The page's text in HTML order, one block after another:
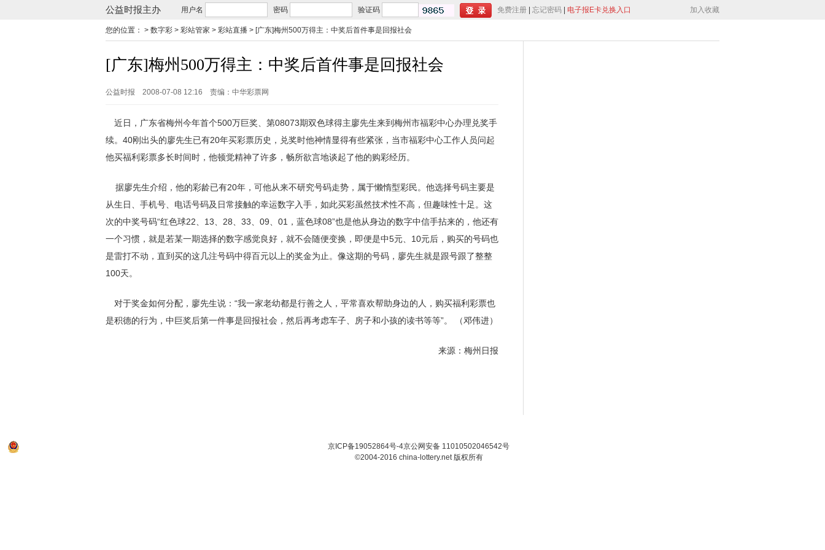
公益时报主办 用户名 密码 验证码 免费注册 忘记密码 电子报E卡兑换入口 加入收藏
您的位置： > 数字彩 > 彩站管家 > 彩站直播 > [广东]梅州500万得主：中奖后首件事是回报社会
[广东]梅州500万得主：中奖后首件事是回报社会
公益时报 2008-07-08 12:16 责编：中华彩票网
近日，广东省梅州今年首个500万巨奖、第08073期双色球得主廖先生来到梅州市福彩中心办理兑奖手
续。40刚出头的廖先生已有20年买彩票历史，兑奖时他神情显得有些紧张，当市福彩中心工作人员问起
他买福利彩票多长时间时，他顿觉精神了许多，畅所欲言地谈起了他的购彩经历。
据廖先生介绍，他的彩龄已有20年，可他从来不研究号码走势，属于懒惰型彩民。他选择号码主要是
从生日、手机号、电话号码及日常接触的幸运数字入手，如此买彩虽然技术性不高，但趣味性十足。这
次的中奖号码“红色球22、13、28、33、09、01，蓝色球08”也是他从身边的数字中信手拈来的，他还有
一个习惯，就是若某一期选择的数字感觉良好，就不会随便变换，即便是中5元、10元后，购买的号码也
是雷打不动，直到买的这几注号码中得百元以上的奖金为止。像这期的号码，廖先生就是跟号跟了整整
100天。
对于奖金如何分配，廖先生说：“我一家老幼都是行善之人，平常喜欢帮助身边的人，购买福利彩票也
是积德的行为，中巨奖后第一件事是回报社会，然后再考虑车子、房子和小孩的读书等等”。 （邓伟进）
来源：梅州日报
京ICP备19052864号-4京公网安备 11010502046542号
©2004-2016 china-lottery.net 版权所有